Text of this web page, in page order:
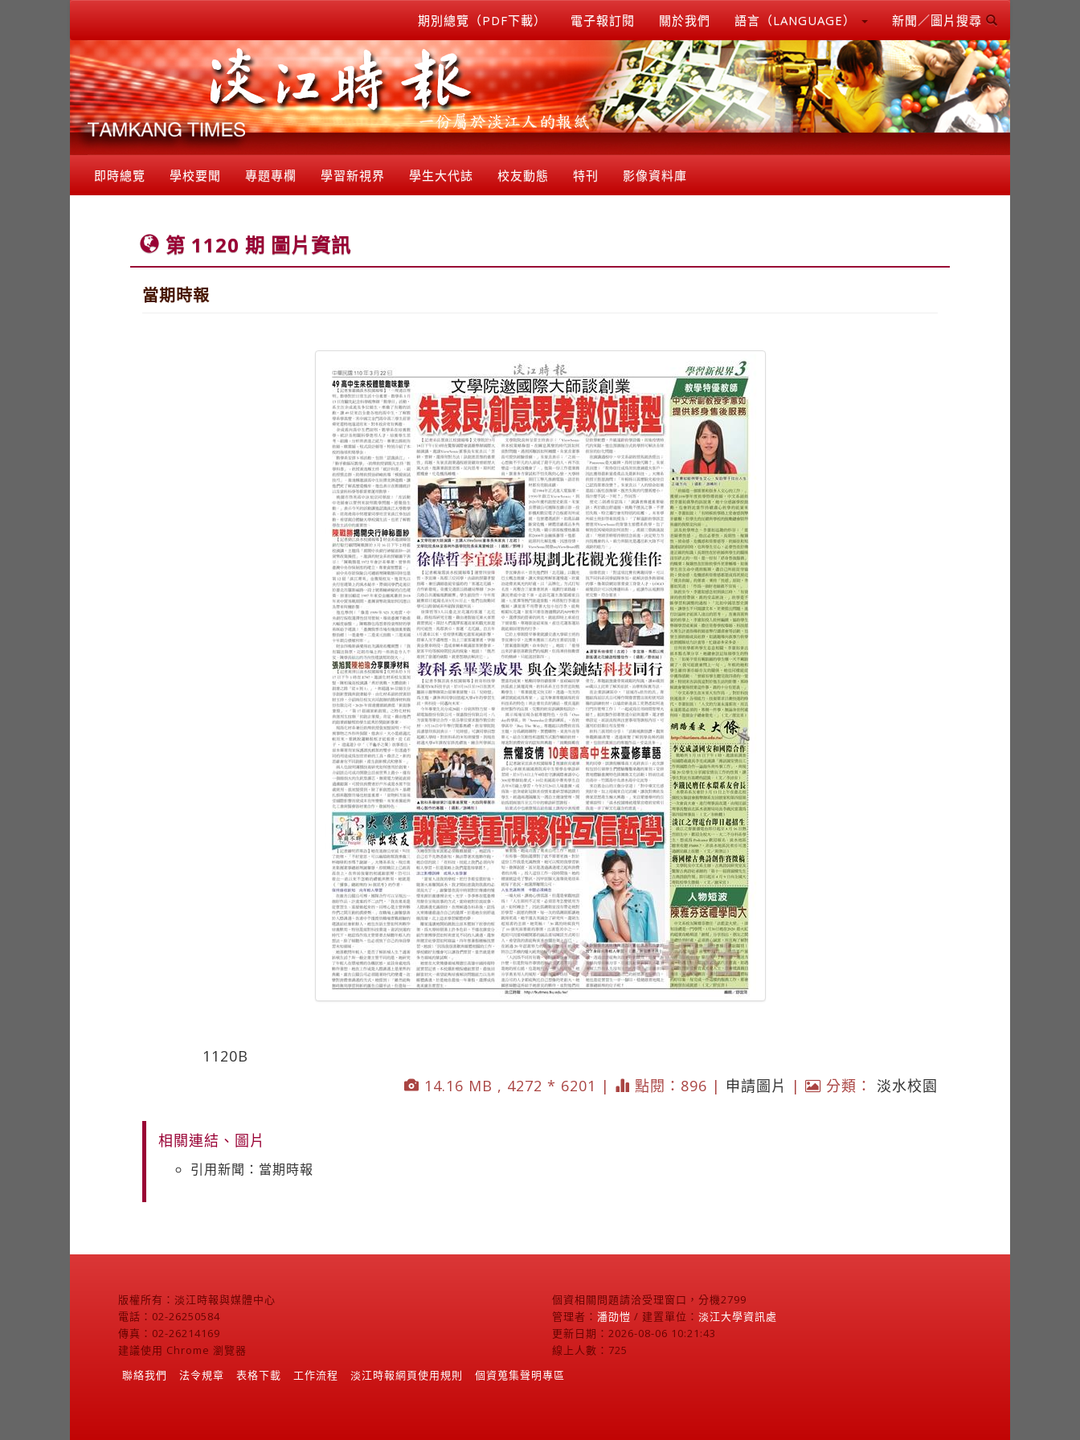
期別總覽（PDF下載） 電子報訂閱 關於我們 語言（LANGUAGE） 新聞／圖片搜尋
即時總覽 學校要聞 專題專欄 學習新視界 學生大代誌 校友動態 特刊 影像資料庫
第 1120 期 圖片資訊
當期時報
1120B
14.16 MB , 4272 * 6201 |
點閱：896 | 申請圖片 | 分類： 淡水校園
相關連結、圖片
引用新聞：當期時報
版權所有：淡江時報與媒體中心
電話：02-26250584
傳真：02-26214169
建議使用 Chrome 瀏覽器
個資相關問題請洽受理窗口，分機2799
管理者： 潘劭愷 / 建置單位： 淡江大學資訊處
更新日期：2026-08-06 10:21:43
線上人數：725
聯絡我們
法令規章 表格下載 工作流程 淡江時報網頁使用規則 個資蒐集聲明專區